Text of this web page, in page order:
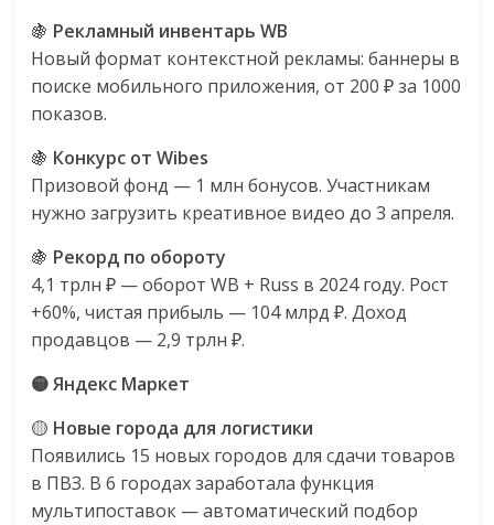
🍇 Рекламный инвентарь WB
Новый формат контекстной рекламы: баннеры в
поиске мобильного приложения, от 200 ₽ за 1000
показов.
🍇 Конкурс от Wibes
Призовой фонд — 1 млн бонусов. Участникам
нужно загрузить креативное видео до 3 апреля.
🍇 Рекорд по обороту
4,1 трлн ₽ — оборот WB + Russ в 2024 году. Рост
+60%, чистая прибыль — 104 млрд ₽. Доход
продавцов — 2,9 трлн ₽.
🟡 Яндекс Маркет
🟡 Новые города для логистики
Появились 15 новых городов для сдачи товаров
в ПВЗ. В 6 городах заработала функция
мультипоставок — автоматический подбор